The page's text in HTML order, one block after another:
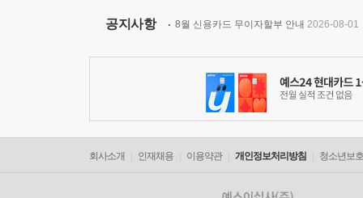
공지사항 8월 신용카드 무이자할부 안내 2026-08-01
회사소개 인재채용 이용약관 개인정보처리방침 청소년보